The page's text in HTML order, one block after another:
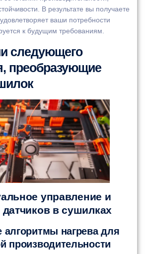
В результате вы получаете
ваши потребности
к будущим требованиям.
следующего
преобразующие
управление и
датчиков в сушилках
алгоритмы нагрева для
производительности